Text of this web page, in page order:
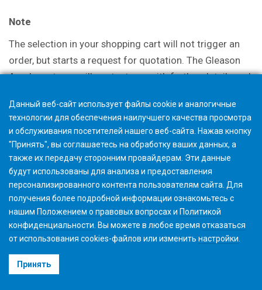
Note
The selection in your shopping cart will not trigger an
order, but starts a request for quotation. The Gleason
Academy team will contact you with further details and
Условия использования
Данный веб-сайт использует файлы cookie и аналогичные
технологии для обеспечения наилучшего качества просмотра
и обслуживания посетителей нашего веб-сайта. Нажав кнопку
"Принять", вы соглашаетесь на обработку ваших данных, а
также их передачу сторонним провайдерам. Эти данные
будут использованы для анализа и предоставления
персонализированного контента пользователям сайта. Для
получения более подробной информации ознакомьтесь с
нашим Положением о правовых вопросахи Политикой
конфиденциальности . Вы можете в любое время отказаться
от использования cookies-файлов или изменить настройки
Принять